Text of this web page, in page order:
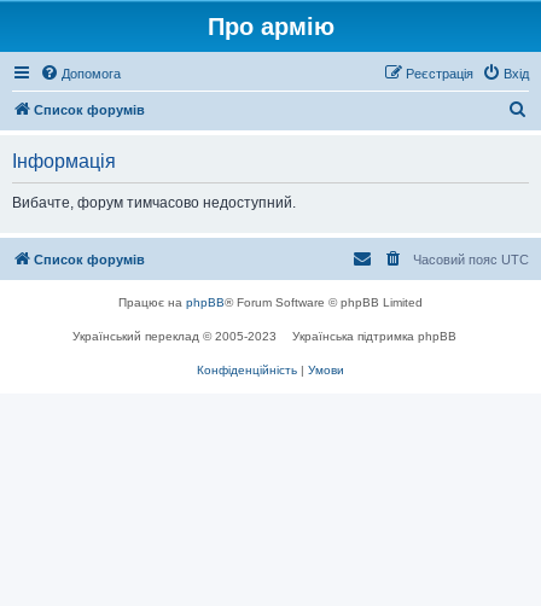
Про армію
Допомога Вхід
Реєстрація
Список форумів
Інформація
Вибачте, форум тимчасово недоступний.
Список форумів Часовий пояс UTC
Працює на phpBB® Forum Software © phpBB Limited
Український переклад © 2005-2023 Українська підтримка phpBB
Конфіденційність | Умови